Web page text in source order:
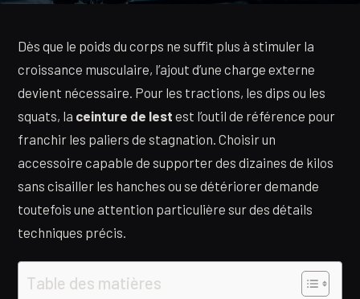
Dès que le poids du corps ne suffit plus à stimuler la
croissance musculaire, l’ajout d’une charge externe
devient nécessaire. Pour les tractions, les dips ou les
squats, la ceinture de lest est l’outil de référence pour
franchir les paliers de stagnation. Choisir un
accessoire capable de supporter des dizaines de kilos
sans cisailler les hanches ou se détériorer demande
toutefois une attention particulière sur des détails
techniques précis.
Table des matières